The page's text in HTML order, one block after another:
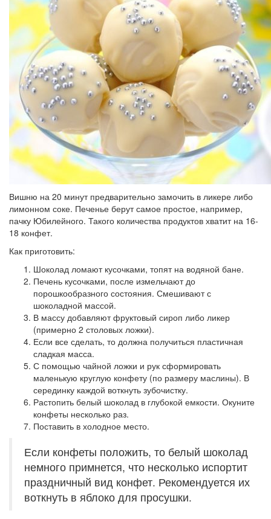
Вишню на 20 минут предварительно замочить в ликере либо
лимонном соке. Печенье берут самое простое, например,
пачку Юбилейного. Такого количества продуктов хватит на 16-
18 конфет.
Как приготовить:
Шоколад ломают кусочками, топят на водяной бане.
Печень кусочками, после измельчают до
порошкообразного состояния. Смешивают с
шоколадной массой.
В массу добавляют фруктовый сироп либо ликер
(примерно 2 столовых ложки).
Если все сделать, то должна получиться пластичная
сладкая масса.
С помощью чайной ложки и рук сформировать
маленькую круглую конфету (по размеру маслины). В
серединку каждой воткнуть зубочистку.
Растопить белый шоколад в глубокой емкости. Окуните
конфеты несколько раз.
Поставить в холодное место.
Если конфеты положить, то белый шоколад
немного примнется, что несколько испортит
праздничный вид конфет. Рекомендуется их
воткнуть в яблоко для просушки.